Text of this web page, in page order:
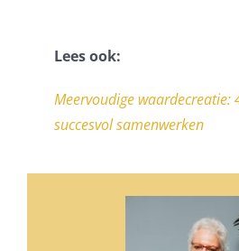
Lees ook:
Meervoudige waardecreatie:
succesvol samenwerken